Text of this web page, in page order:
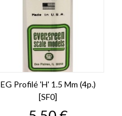
EG Profilé 'H' 1.5 Mm (4p.)
[SF0]